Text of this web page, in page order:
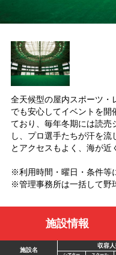
全天候型の屋内スポーツ・
でも安心してイベントを開
ており、毎年冬期には読売
し、プロ選手たちが汗を
とアクセスもよく、海が近
※利用時間・曜日・条件等
※管理事務所は一括して野
施設情報
施設名
収容